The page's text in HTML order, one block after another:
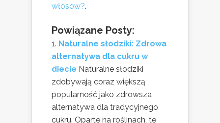
włosów?.
Powiązane Posty:
Naturalne słodziki: Zdrowa
alternatywa dla cukru w
diecie Naturalne słodziki
zdobywają coraz większą
popularność jako zdrowsza
alternatywa dla tradycyjnego
cukru. Oparte na roślinach, te